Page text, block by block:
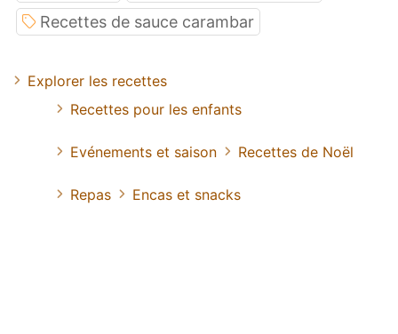
Recettes de sauce carambar
Explorer les recettes
Recettes pour les enfants
Evénements et saison Recettes de Noël
Repas Encas et snacks